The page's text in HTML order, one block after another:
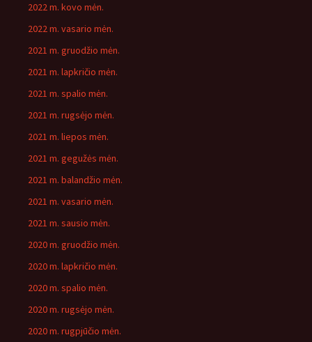
2022 m. kovo mėn.
2022 m. vasario mėn.
2021 m. gruodžio mėn.
2021 m. lapkričio mėn.
2021 m. spalio mėn.
2021 m. rugsėjo mėn.
2021 m. liepos mėn.
2021 m. gegužės mėn.
2021 m. balandžio mėn.
2021 m. vasario mėn.
2021 m. sausio mėn.
2020 m. gruodžio mėn.
2020 m. lapkričio mėn.
2020 m. spalio mėn.
2020 m. rugsėjo mėn.
2020 m. rugpjūčio mėn.